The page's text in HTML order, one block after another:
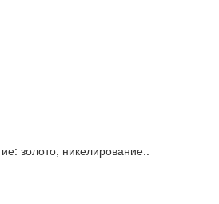
золото, никелирование..